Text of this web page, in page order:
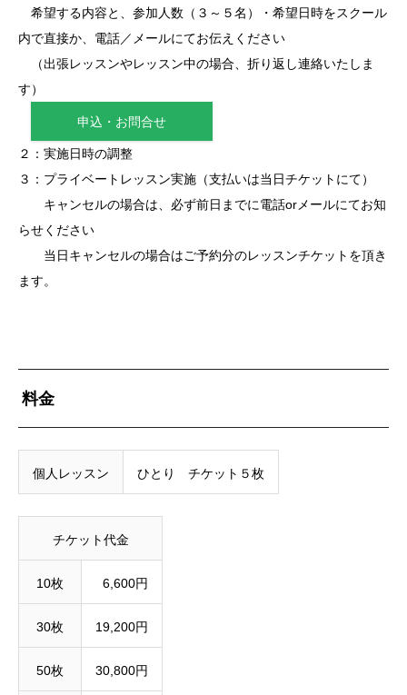
希望する内容と、参加人数（３～５名）・希望日時をスクール
内で直接か、電話／メールにてお伝えください
（出張レッスンやレッスン中の場合、折り返し連絡いたしま
す）
申込・お問合せ
２：実施日時の調整
３：プライベートレッスン実施（支払いは当日チケットにて）
キャンセルの場合は、必ず前日までに電話orメールにてお知
らせください
当日キャンセルの場合はご予約分のレッスンチケットを頂き
ます。
料金
個人レッスン ひとり チケット５枚
チケット代金
10枚 6,600円
30枚 19,200円
50枚 30,800円